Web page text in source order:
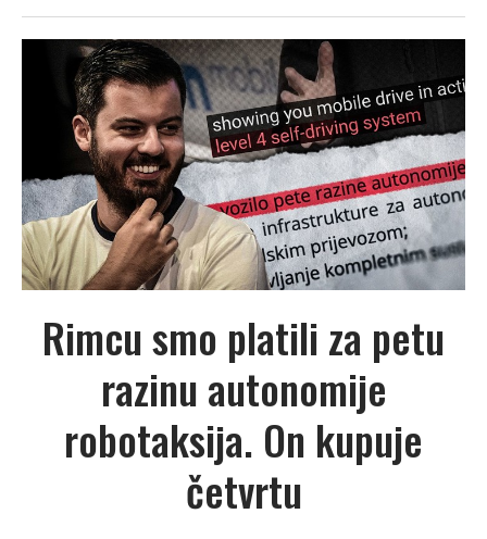
Rimcu smo platili za petu
razinu autonomije
robotaksija. On kupuje
četvrtu